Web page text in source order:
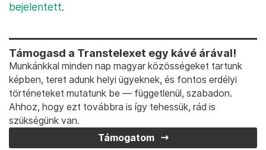
bejelentett.
Támogasd a Transtelexet egy kávé árával!
Munkánkkal minden nap magyar közösségeket tartunk
képben, teret adunk helyi ügyeknek, és fontos erdélyi
történeteket mutatunk be — függetlenül, szabadon.
Ahhoz, hogy ezt továbbra is így tehessük, rád is
szükségünk van.
Támogatom